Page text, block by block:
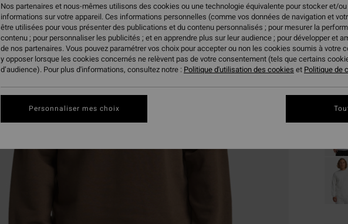
ECO-
59,95
BONS
Nos partenaires et nous-mêmes utilisons des cookies ou une technologie équivalente pour stocker et/
informations sur votre appareil. Ces informations personnelles (comme vos données de navigation et
être utilisées pour vous présenter des publications et du contenu personnalisés ; pour mesurer la
contenu ; pour personnaliser les publicités ; et en apprendre plus sur leur audience ; pour développer et
de nos partenaires. Vous pouvez paramétrer vos choix pour accepter ou non les cookies soumis à votre
y opposer lorsque les cookies concernés ne relèvent pas de votre consentement (tels que certains
d’audience). Pour plus d'informations, consultez notre : Politique d'utilisation des cookies et Politique de
Personnaliser mes choix